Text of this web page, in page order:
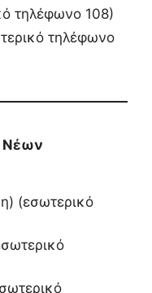
τηλέφωνο 108)
τηλέφωνο
Νέων
(εσωτερικό